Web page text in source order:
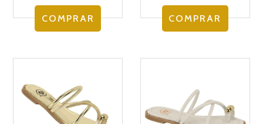
COMPRAR COMPRAR